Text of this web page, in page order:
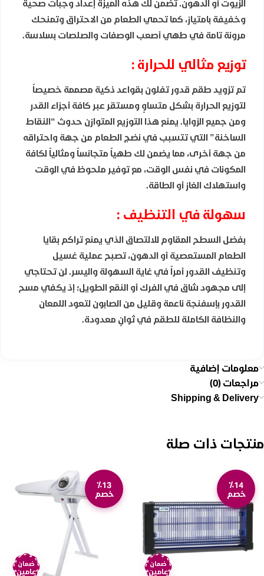
الزيوت أو الدهون. تضمن لك هذه الميزة إعداد وجبات صحية
وخفيفة بامتياز، كما تحمي الطعام من الاحتراق وتمنحك
مرونة تامة في طهي أصعب الوصفات والصلصات بسلاسة.
توزيع مثالي للحرارة :
تم تزويد طقم قدور تفلون بقواعد ذكية مصممة خصيصاً
لتوزيع الحرارة بشكل متساوٍ ومستقر عبر كافة أجزاء القدر
ومن جميع الزوايا. يمنع هذا التوزيع المتوازن حدوث “النقاط
الساخنة” التي تتسبب في نضج الطعام من جهة واحتراقه
من جهة أخرى، مما يضمن لك طهياً متجانساً ومثالياً لكافة
المكونات في نفس الوقت، مع توفير ملحوظ في الوقت
واستهلاك الغاز أو الطاقة.
سهولة في التنظيف :
بفضل السطح المقاوم للالتصاق الذي يمنع تراكم بقايا
الطعام المستعصية أو الدهون، تصبح عملية غسيل
وتنظيف القدور أمراً في غاية السهولة واليسر. لن تحتاجي
إلى مجهود شاق في الفرك أو النقع الطويل؛ إذ يكفي مسح
القدور بإسفنجة ناعمة وقليل من الصابون لتعود اللمعان
والنظافة الكاملة للطقم في ثوانٍ معدودة.
معلومات إضافية
مراجعات (0)
Shipping & Delivery
منتجات ذات صلة
٪14
خصم
ضمان
عامين
٪13
خصم
ضمان
عامين